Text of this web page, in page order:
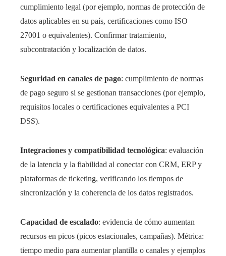
cumplimiento legal (por ejemplo, normas de protección de
datos aplicables en su país, certificaciones como ISO
27001 o equivalentes). Confirmar tratamiento,
subcontratación y localización de datos.
Seguridad en canales de pago: cumplimiento de normas
de pago seguro si se gestionan transacciones (por ejemplo,
requisitos locales o certificaciones equivalentes a PCI
DSS).
Integraciones y compatibilidad tecnológica: evaluación
de la latencia y la fiabilidad al conectar con CRM, ERP y
plataformas de ticketing, verificando los tiempos de
sincronización y la coherencia de los datos registrados.
Capacidad de escalado: evidencia de cómo aumentan
recursos en picos (picos estacionales, campañas). Métrica:
tiempo medio para aumentar plantilla o canales y ejemplos